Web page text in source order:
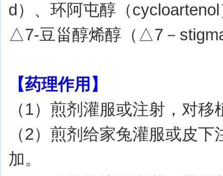
d）、环阿屯醇（
△7-豆甾醇烯醇（△7－
【药理作用】
（1）煎剂灌服或注射，对
（2）煎剂给家兔灌服或皮
加。